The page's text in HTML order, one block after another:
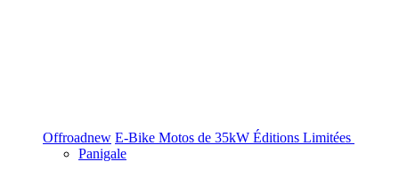
Offroadnew E-Bike Motos de 35kW Éditions Limitées
Panigale